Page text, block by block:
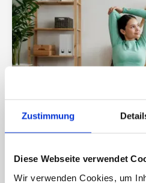
Zustimmung
Diese Webseite verwendet
Wir verwenden Cookies, um
Abnehmen ohne
solltest du nicht